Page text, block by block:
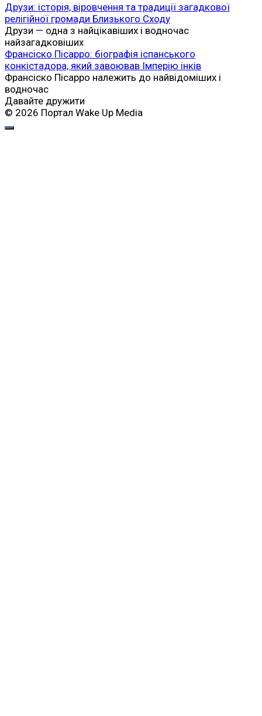
Друзи: історія, віровчення та традиції загадкової
релігійної громади Близького Сходу
Друзи — одна з найцікавіших і водночас
найзагадковіших
Франсіско Пісарро: біографія іспанського
конкістадора, який завоював Імперію інків
Франсіско Пісарро належить до найвідоміших і
водночас
Давайте дружити
© 2026 Портал Wake Up Media